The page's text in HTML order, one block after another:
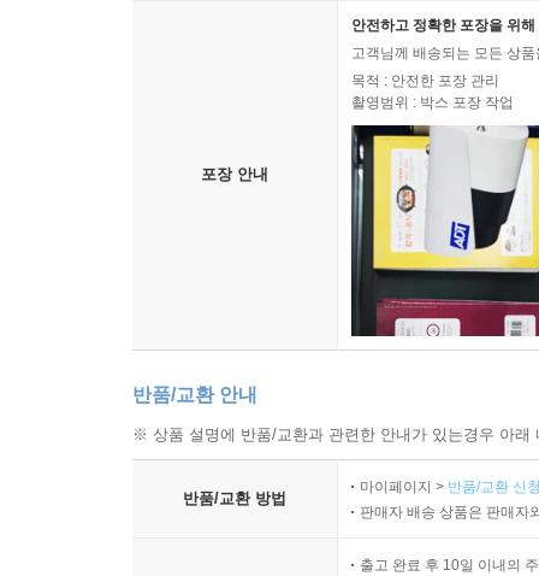
포장 안내
안전하고 정확한 포장을 위
고객님께 배송되는 모든 상
목적 : 안전한 포장 관리
촬영범위 : 박스 포장 작업
반품/교환 안내
※ 상품 설명에 반품/교환과 관련한 안내가 있는경우 아
반품/교환 방법
마이페이지 > 반품/교환 신
판매자 배송 상품은 판매자
출고 완료 후 10일 이내의